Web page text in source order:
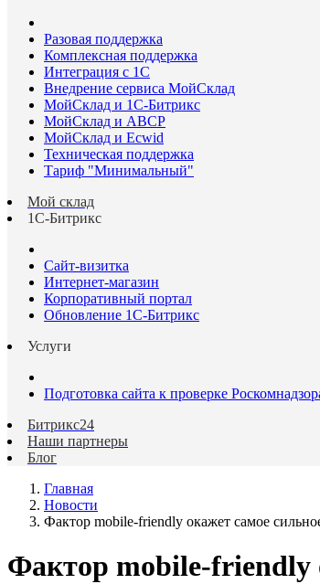
Разовая поддержка
Комплексная поддержка
Интеграция с 1С
Внедрение сервиса МойСклад
МойСклад и 1С-Битрикс
МойСклад и ABCP
МойСклад и Ecwid
Техническая поддержка
Тариф "Минимальный"
Мой склад
1С-Битрикс
Сайт-визитка
Интернет-магазин
Корпоративный портал
Обновление 1С-Битрикс
Услуги
Подготовка сайта к проверке
Битрикс24
Наши партнеры
Блог
Главная
Новости
Фактор mobile-friendly окажет самое
Фактор mobile-friendly